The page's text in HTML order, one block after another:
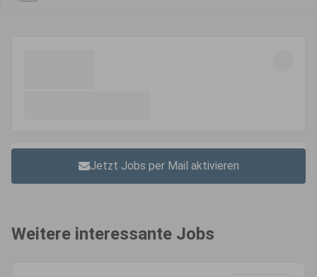
Jetzt Jobs per Mail aktivieren
Weitere interessante Jobs